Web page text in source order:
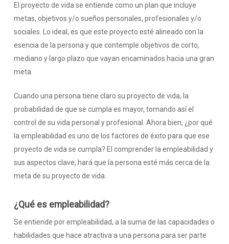
El proyecto de vida se entiende como un plan que incluye
metas, objetivos y/o sueños personales, profesionales y/o
sociales. Lo ideal, es que este proyecto esté alineado con la
esencia de la persona y que contemple objetivos de corto,
mediano y largo plazo que vayan encaminados hacia una gran
meta.
Cuando una persona tiene claro su proyecto de vida, la
probabilidad de que se cumpla es mayor, tomando así el
control de su vida personal y profesional. Ahora bien, ¿por qué
la empleabilidad es uno de los factores de éxito para que ese
proyecto de vida se cumpla? El comprender la empleabilidad y
sus aspectos clave, hará que la persona esté más cerca de la
meta de su proyecto de vida.
¿Qué es empleabilidad?
Se entiende por empleabilidad, a la suma de las capacidades o
habilidades que hace atractiva a una persona para ser parte